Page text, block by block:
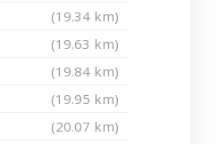
(19.34 km)
(19.63 km)
(19.84 km)
(19.95 km)
(20.07 km)